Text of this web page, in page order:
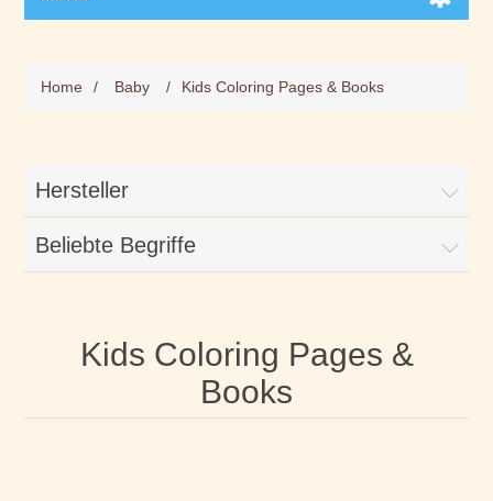
Home / Baby / Kids Coloring Pages & Books
Hersteller
Beliebte Begriffe
Kids Coloring Pages &
Books